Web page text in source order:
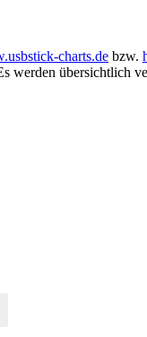
charts.de bzw.
werden übersichtlich